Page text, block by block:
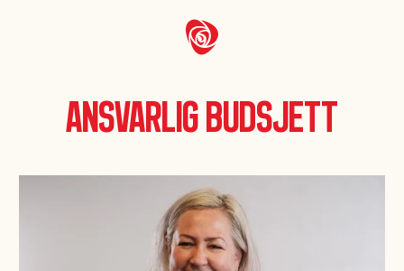
Ansvarlig budsjett